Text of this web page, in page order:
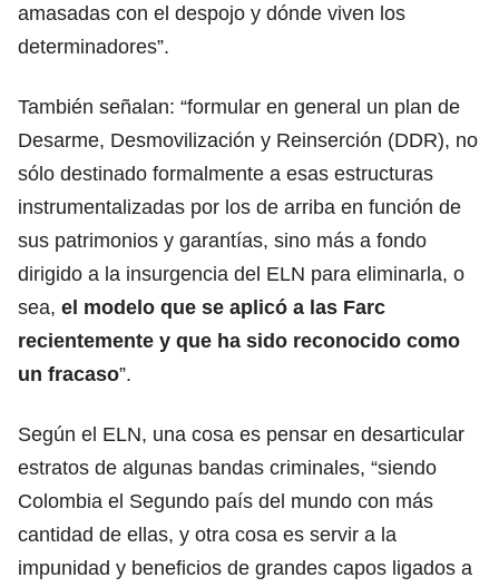
amasadas con el despojo y dónde viven los
determinadores”.
También señalan: “formular en general un plan de
Desarme, Desmovilización y Reinserción (DDR), no
sólo destinado formalmente a esas estructuras
instrumentalizadas por los de arriba en función de
sus patrimonios y garantías, sino más a fondo
dirigido a la insurgencia del ELN para eliminarla, o
sea, el modelo que se aplicó a las Farc
recientemente y que ha sido reconocido como
un fracaso”.
Según el ELN, una cosa es pensar en desarticular
estratos de algunas bandas criminales, “siendo
Colombia el Segundo país del mundo con más
cantidad de ellas, y otra cosa es servir a la
impunidad y beneficios de grandes capos ligados a